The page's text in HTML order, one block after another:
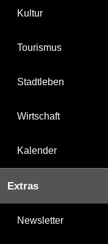
Kultur
Tourismus
Stadtleben
Wirtschaft
Kalender
Extras
Newsletter